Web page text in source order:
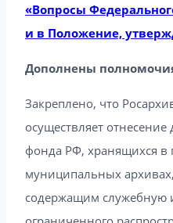
«Вопросы
и в Положение,
Дополнены
Закреплено, что
осуществляет
фонда РФ, хранящихся в
муниципальных
содержащим